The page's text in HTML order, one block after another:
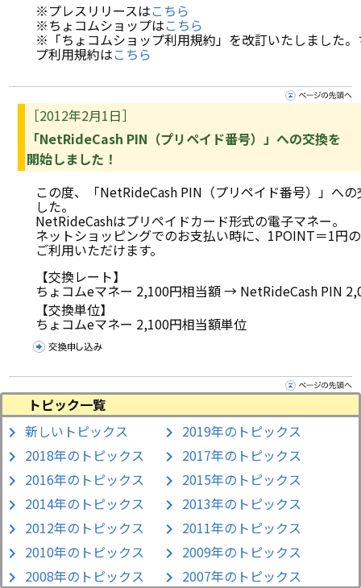
※プレスリリースはこちら
※ちょコムショップはこちら
※「ちょコムショップ利用規約」を改訂いたしました
プ利用規約はこちら
［2012年2月1日］
「NetRideCash PIN（プリペイド番号）」への交換を
開始しました！
この度、「NetRideCash PIN（プリペイド番号）」へ
した。
NetRideCashはプリペイドカード形式の電子マネー。
ネットショッピングでのお支払い時に、1POINT＝1円
ご利用いただけます。
【交換レート】
ちょコムeマネー 2,100円相当額 → NetRideCash PIN
【交換単位】
ちょコムeマネー 2,100円相当額単位
トピック一覧
chevron_right 新しいトピックス chevron_right 2019年のトピックス
chevron_right 2018年のトピックス chevron_right 2017年のトピックス
chevron_right 2016年のトピックス chevron_right 2015年のトピックス
chevron_right 2014年のトピックス chevron_right 2013年のトピックス
chevron_right 2012年のトピックス chevron_right 2011年のトピックス
chevron_right 2010年のトピックス chevron_right 2009年のトピックス
chevron_right 2008年のトピックス chevron_right 2007年のトピックス